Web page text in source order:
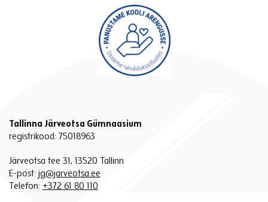
Tallinna Järveotsa Gümnaasium
registrikood: 75018963
Järveotsa tee 31, 13520 Tallinn
E-post: jg@jarveotsa.ee
Telefon: +372 61 80 110